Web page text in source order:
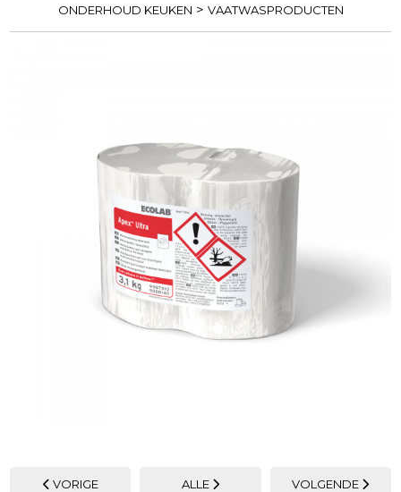
ONDERHOUD KEUKEN > VAATWASPRODUCTEN
VORIGE ALLE VOLGENDE